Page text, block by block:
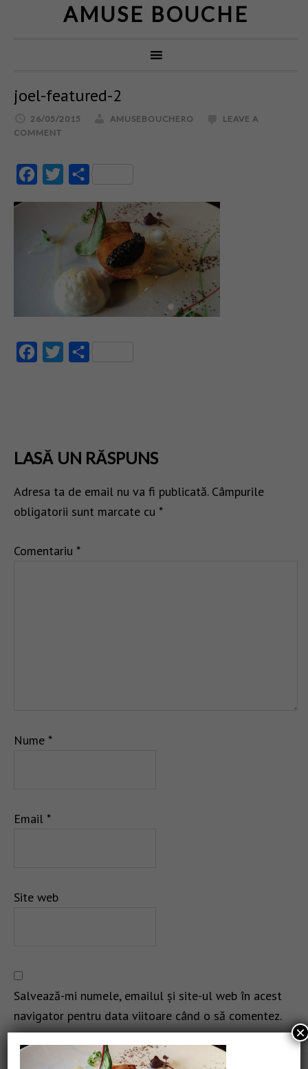
AMUSE BOUCHE
joel-featured-2
26/05/2015 AMUSEBOUCHERO
LEAVE A
COMMENT
FacebookTwitter
FacebookTwitter
LASĂ UN RĂSPUNS
Adresa ta de email nu va fi publicată. Câmpurile
obligatorii sunt marcate cu *
Comentariu *
Nume *
Email *
Site web
Salvează-mi numele, emailul și site-ul web în acest
navigator pentru data viitoare când o să comentez.
×